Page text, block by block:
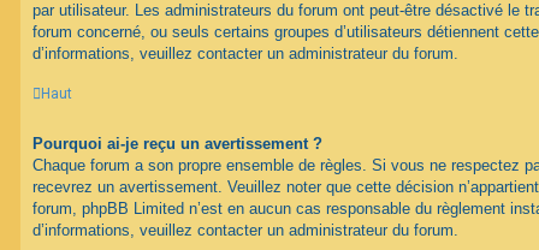
par utilisateur. Les administrateurs du forum ont peut-être désactivé le
forum concerné, ou seuls certains groupes d’utilisateurs détiennent
d’informations, veuillez contacter un administrateur du forum.
Haut
Pourquoi ai-je reçu un avertissement ?
Chaque forum a son propre ensemble de règles. Si vous ne respectez
recevrez un avertissement. Veuillez noter que cette décision
forum, phpBB Limited n’est en aucun cas responsable du règlement
d’informations, veuillez contacter un administrateur du forum.